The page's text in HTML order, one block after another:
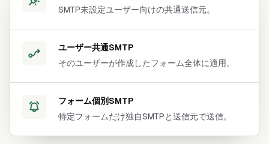
SMTP未設定ユーザー向けの共通送信元。
ユーザー共通SMTP
そのユーザーが作成したフォーム全体に適用。
フォーム個別SMTP
特定フォームだけ独自SMTPと送信元で送信。